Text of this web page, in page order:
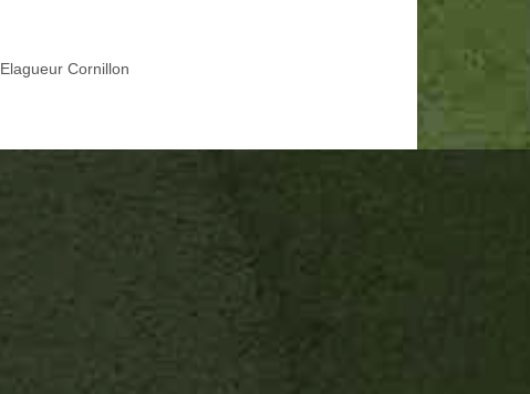
Elagueur Cornillon